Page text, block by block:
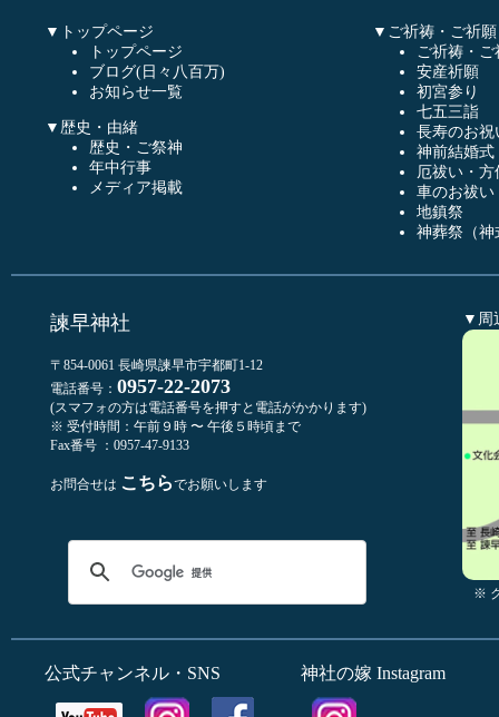
▼トップページ
トップページ
ブログ(日々八百万)
お知らせ一覧
▼歴史・由緒
歴史・ご祭神
年中行事
メディア掲載
▼ご祈祷・ご祈願
ご祈祷・ご
安産祈願
初宮参り
七五三詣
長寿のお祝
神前結婚式
厄祓い・方
車のお祓い
地鎮祭
神葬祭（神
諫早神社
〒854-0061 長崎県諫早市宇都町1-12
電話番号： 0957-22-2073
(スマフォの方は電話番号を押すと電話がかかります)
※ 受付時間：午前９時 〜 午後５時頃まで
Fax番号 ：0957-47-9133
お問合せは こちらでお願いします
▼周
※
公式チャンネル・SNS 神社の嫁 Instagram